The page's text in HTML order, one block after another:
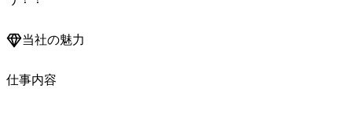
当社の魅力
仕事内容